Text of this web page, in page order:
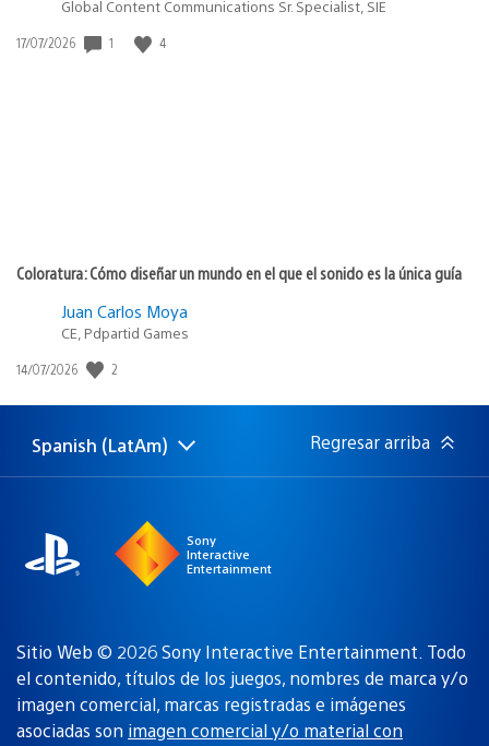
Global Content Communications Sr. Specialist, SIE
Fecha
17/07/2026 1 4
Coloratura: Cómo diseñar un mundo en el que el sonido es la única guía
Juan Carlos Moya
CE, Pdpartid Games
Fecha
publicación:
14/07/2026 2
Elige
Región
Spanish (LatAm) Regresar arriba
Sony
Interactive
Entertainment
Sitio Web © 2026 Sony Interactive Entertainment. Todo
el contenido, títulos de los juegos, nombres de marca y/o
imagen comercial, marcas registradas e imágenes
asociadas son imagen comercial y/o material con